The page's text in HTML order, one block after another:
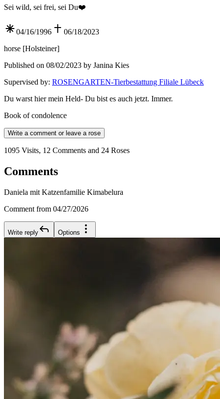
Sei wild, sei frei, sei Du❤️
04/16/1996
06/18/2023
horse [Holsteiner]
Published on 08/02/2023 by Janina Kies
Supervised by: ROSENGARTEN-Tierbestattung Filiale Lübeck
Du warst hier mein Held- Du bist es auch jetzt. Immer.
Book of condolence
Write a comment or leave a rose
1095 Visits, 12 Comments and 24 Roses
Comments
Daniela mit Katzenfamilie Kimabelura
Comment from 04/27/2026
Write reply Options